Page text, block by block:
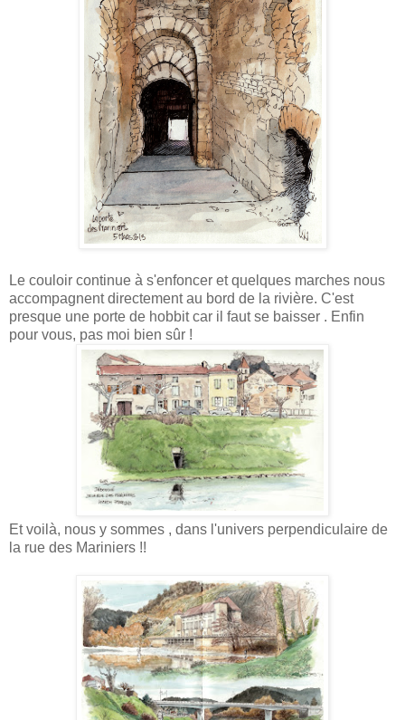
Le couloir continue à s'enfoncer et quelques marches nous
accompagnent directement au bord de la rivière. C'est
presque une porte de hobbit car il faut se baisser . Enfin
pour vous, pas moi bien sûr !
Et voilà, nous y sommes , dans l'univers perpendiculaire de
la rue des Mariniers !!